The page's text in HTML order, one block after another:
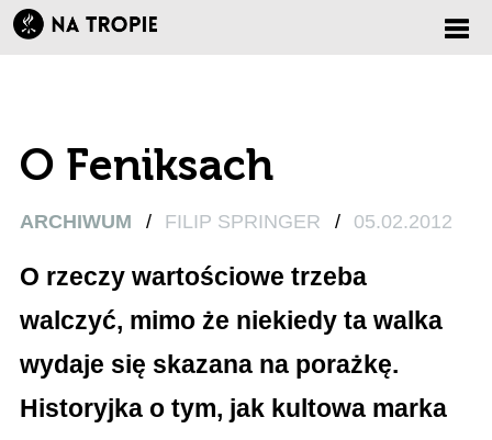
O Feniksach
ARCHIWUM / FILIP SPRINGER / 05.02.2012
O rzeczy wartościowe trzeba
walczyć, mimo że niekiedy ta walka
wydaje się skazana na porażkę.
Historyjka o tym, jak kultowa marka